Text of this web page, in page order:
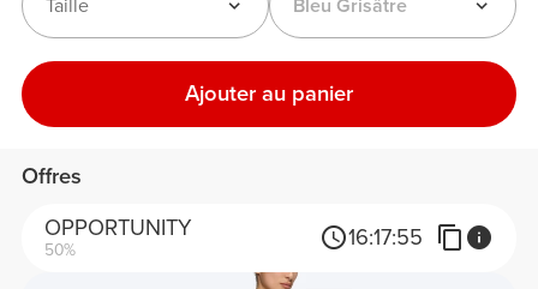
Bleu Grisâtre
Taille
Ajouter au panier
Offres
OPPORTUNITY
50% 16:17:55